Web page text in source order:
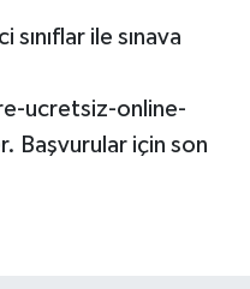
ile sınava
ucretsiz-online-
Başvurular için son